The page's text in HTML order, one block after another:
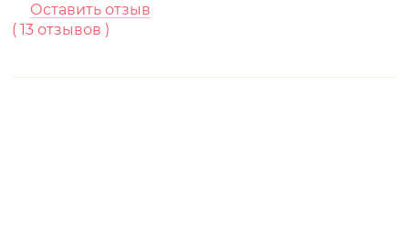
Оставить отзыв
(13 отзывов )